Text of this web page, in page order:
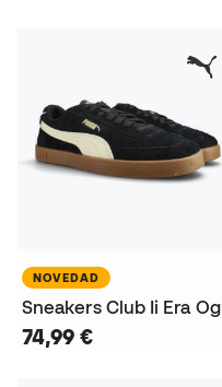
NOVEDAD
Sneakers Club Ii Era Og
74,99 €